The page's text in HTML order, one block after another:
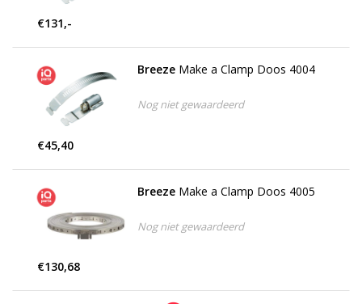
€131,-
Breeze Make a Clamp Doos 4004
Nog niet gewaardeerd
€45,40
Breeze Make a Clamp Doos 4005
Nog niet gewaardeerd
€130,68